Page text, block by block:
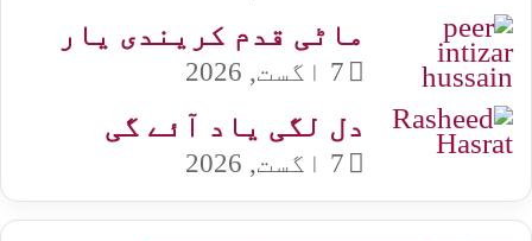
ماٹی قدم کریندی یار
7 اگست, 2026
دل لگی یاد آئے گی
7 اگست, 2026